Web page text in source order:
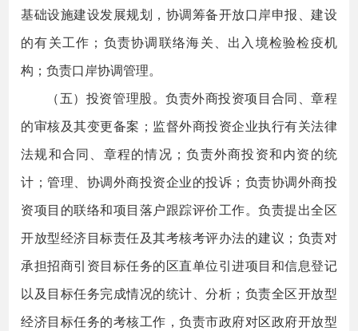
基础设施建设发展规划，协调筹备开放口岸申报、建设
的有关工作；负责协调联络海关、出入境检验检疫机
构；负责口岸协调管理。
（五）投资管理股。负责外商投资项目合同、章程
的审核及其变更备案；监督外商投资企业执行有关法律
法规和合同、章程的情况；负责外商投资和内资的统
计；管理、协调外商投资企业的投诉；负责协调外商投
资项目的联络和项目落户跟踪评价工作。负责提出全区
开放型经济目标责任及其考核考评办法的建议；负责对
承担招商引资目标任务的区直单位引进项目和信息登记
以及目标任务完成情况的统计、分析；负责全区开放型
经济目标任务的考核工作，负责市政府对区政府开放型